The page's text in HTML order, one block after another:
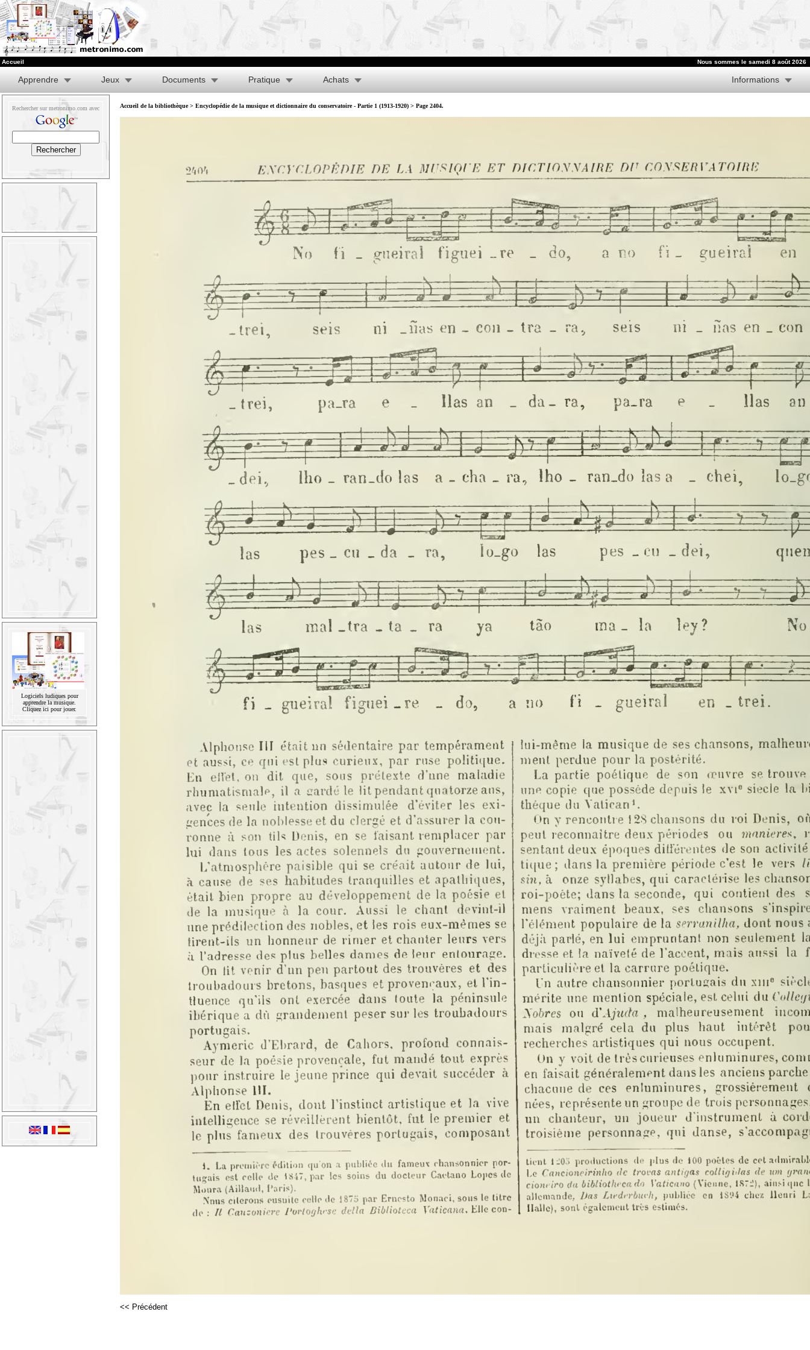
Accueil Nous sommes le samedi 8 août 2026
Apprendre Jeux Documents Pratique Achats Informations
Rechercher sur metronimo.com avec
Logiciels ludiques pour
apprendre la musique.
Cliquez ici pour jouer.
Accueil de la bibliothèque> Encyclopédie de la musique et dictionnaire du conservatoire - Partie 1 (1913-1920) > Page 2404.
<< Précédent